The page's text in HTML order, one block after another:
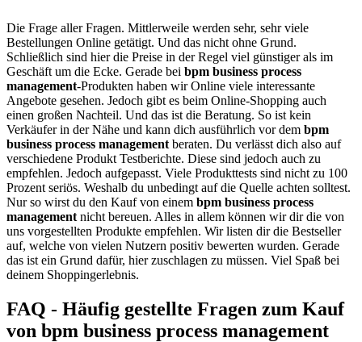
Die Frage aller Fragen. Mittlerweile werden sehr, sehr viele
Bestellungen Online getätigt. Und das nicht ohne Grund.
Schließlich sind hier die Preise in der Regel viel günstiger als im
Geschäft um die Ecke. Gerade bei bpm business process
management-Produkten haben wir Online viele interessante
Angebote gesehen. Jedoch gibt es beim Online-Shopping auch
einen großen Nachteil. Und das ist die Beratung. So ist kein
Verkäufer in der Nähe und kann dich ausführlich vor dem bpm
business process management beraten. Du verlässt dich also auf
verschiedene Produkt Testberichte. Diese sind jedoch auch zu
empfehlen. Jedoch aufgepasst. Viele Produkttests sind nicht zu 100
Prozent seriös. Weshalb du unbedingt auf die Quelle achten solltest.
Nur so wirst du den Kauf von einem bpm business process
management nicht bereuen. Alles in allem können wir dir die von
uns vorgestellten Produkte empfehlen. Wir listen dir die Bestseller
auf, welche von vielen Nutzern positiv bewerten wurden. Gerade
das ist ein Grund dafür, hier zuschlagen zu müssen. Viel Spaß bei
deinem Shoppingerlebnis.
FAQ - Häufig gestellte Fragen zum Kauf
von bpm business process management